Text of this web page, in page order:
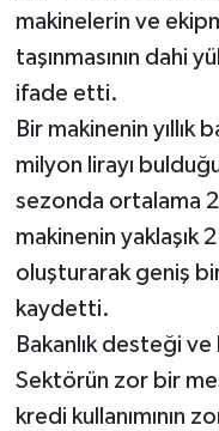
makinelerin ve
taşınmasının dahi
ifade etti.
Bir makinenin yıllık
milyon lirayı
sezonda ortalama
makinenin yaklaşık
oluşturarak geniş
kaydetti.
Bakanlık desteği
Sektörün zor bir
kredi kullanımının